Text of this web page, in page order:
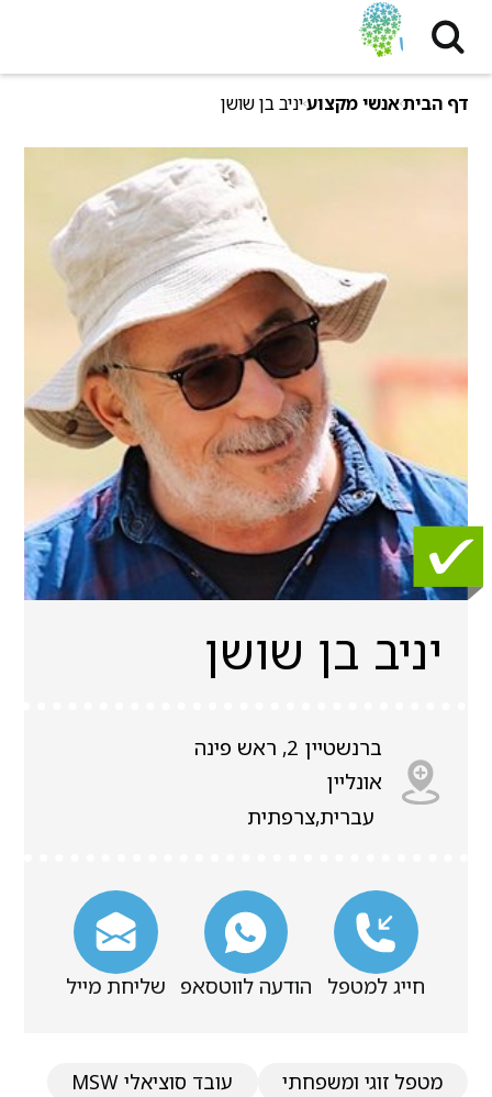
דף הביתאנשי מקצועיניב בן שושן
יניב בן שושן
ברנשטיין 2, ראש פינה
אונליין
עברית,צרפתית
חייג למטפל הודעה לווטסאפ שליחת מייל
מטפל זוגי ומשפחתי עובד סוציאלי MSW